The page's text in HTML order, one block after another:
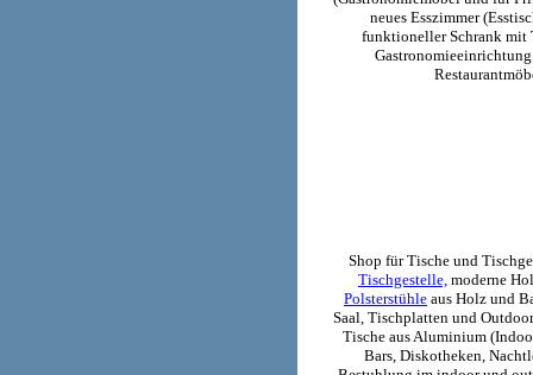
neues Esszimmer
funktioneller Schrank mit
Shop für Tische und
Tischgestelle, moderne
Polsterstühle aus Holz und
Saal, Tischplatten und
Tische aus Aluminium
Bars, Diskotheken,